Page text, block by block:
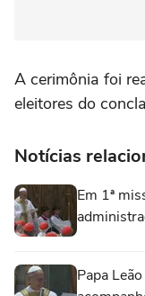
A cerimônia foi
eleitores do
Notícias
Em 1ª
Papa